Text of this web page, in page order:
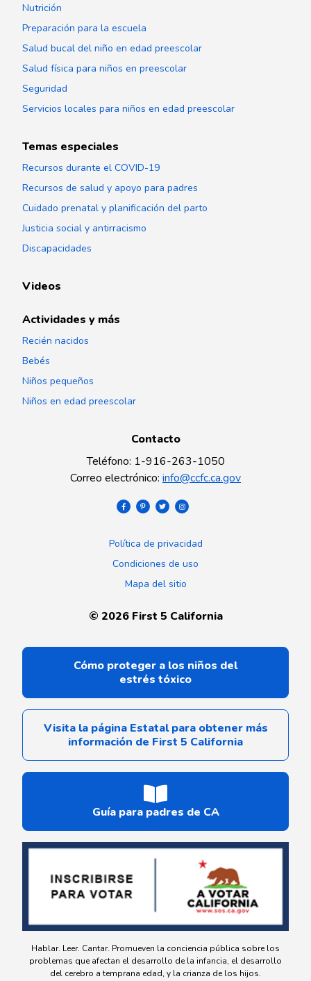
Nutrición
Preparación para la escuela
Salud bucal del niño en edad preescolar
Salud física para niños en preescolar
Seguridad
Servicios locales para niños en edad preescolar
Temas especiales
Recursos durante el COVID-19
Recursos de salud y apoyo para padres
Cuidado prenatal y planificación del parto
Justicia social y antirracismo
Discapacidades
Videos
Actividades y más
Recién nacidos
Bebés
Niños pequeños
Niños en edad preescolar
Contacto
Teléfono: 1-916-263-1050
Correo electrónico: info@ccfc.ca.gov
Política de privacidad
Condiciones de uso
Mapa del sitio
© 2026First 5 California
Cómo proteger a los niños del
estrés tóxico
Visita la página Estatal para obtener más
información de First 5 California
Guía para padres de CA
Hablar. Leer. Cantar. Promueven la conciencia pública sobre los
problemas que afectan el desarrollo de la infancia, el desarrollo
del cerebro a temprana edad, y la crianza de los hijos.